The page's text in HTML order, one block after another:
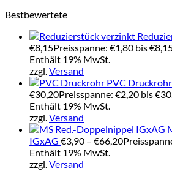
Bestbewertete
€8,15Preisspanne: €1,80 bis
Enthält 19% MwSt.
zzgl.Versand
PVC Druckrohr
€30,20Preisspanne: €2,20 bis
Enthält 19% MwSt.
zzgl.Versand
IGxAG €3,90 – €66,20
Enthält 19% MwSt.
zzgl.Versand